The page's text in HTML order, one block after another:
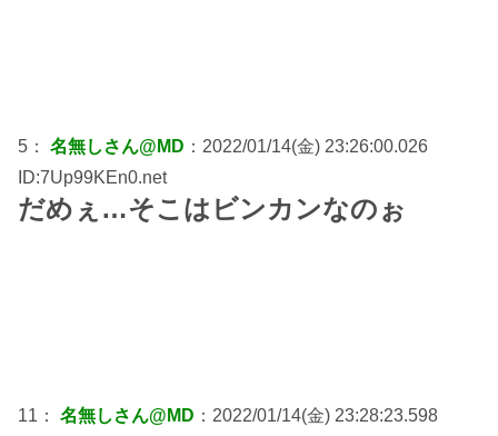
5： 名無しさん@MD ：2022/01/14(金) 23:26:00.026
ID:7Up99KEn0.net
だめぇ…そこはビンカンなのぉ
11： 名無しさん@MD ：2022/01/14(金) 23:28:23.598